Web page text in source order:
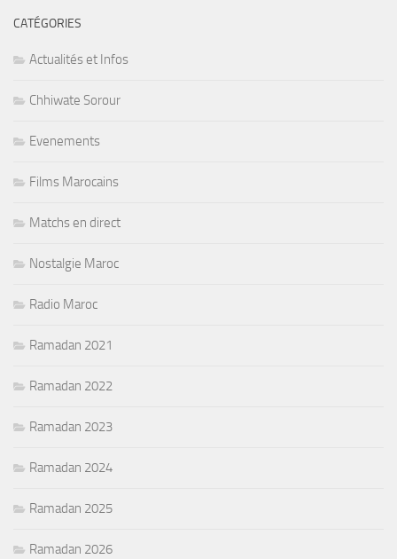
CATÉGORIES
Actualités et Infos
Chhiwate Sorour
Evenements
Films Marocains
Matchs en direct
Nostalgie Maroc
Radio Maroc
Ramadan 2021
Ramadan 2022
Ramadan 2023
Ramadan 2024
Ramadan 2025
Ramadan 2026